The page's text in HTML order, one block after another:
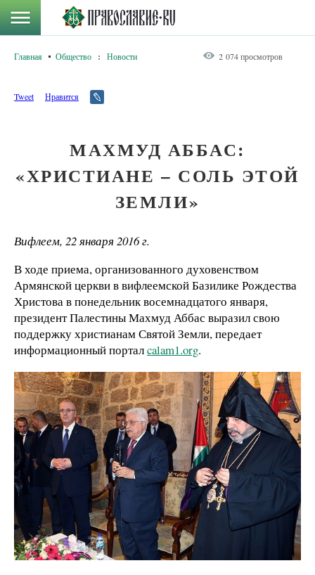
Главная Общество : Новости 2 074 просмотров
Tweet Нравится
МАХМУД АББАС:
«ХРИСТИАНЕ – СОЛЬ ЭТОЙ
ЗЕМЛИ»
Вифлеем, 22 января 2016 г.
В ходе приема, организованного духовенством
Армянской церкви в вифлеемской Базилике Рождества
Христова в понедельник восемнадцатого января,
президент Палестины Махмуд Аббас выразил свою
поддержку христианам Святой Земли, передает
информационный порталcalam1.org.